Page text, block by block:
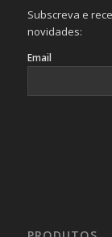
Subscreva e
novidades:
Email